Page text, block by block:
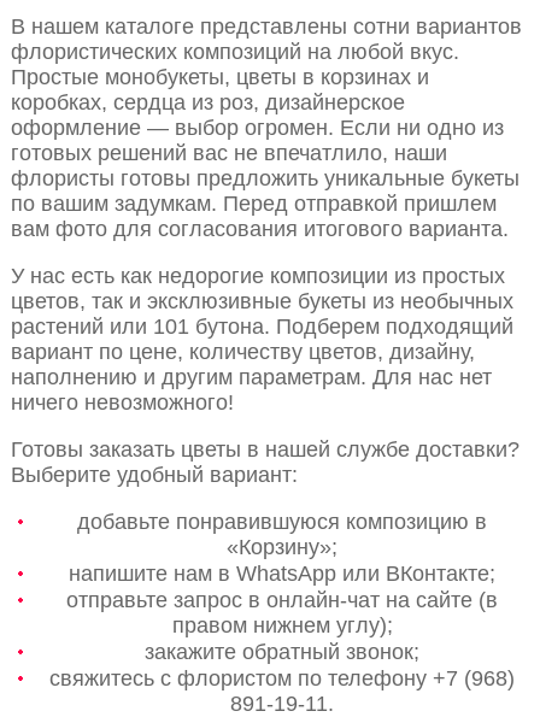
В нашем каталоге представлены сотни вариантов
флористических композиций на любой вкус.
Простые монобукеты, цветы в корзинах и
коробках, сердца из роз, дизайнерское
оформление — выбор огромен. Если ни одно из
готовых решений вас не впечатлило, наши
флористы готовы предложить уникальные букеты
по вашим задумкам. Перед отправкой пришлем
вам фото для согласования итогового варианта.
У нас есть как недорогие композиции из простых
цветов, так и эксклюзивные букеты из необычных
растений или 101 бутона. Подберем подходящий
вариант по цене, количеству цветов, дизайну,
наполнению и другим параметрам. Для нас нет
ничего невозможного!
Готовы заказать цветы в нашей службе доставки?
Выберите удобный вариант:
добавьте понравившуюся композицию в
«Корзину»;
напишите нам в WhatsApp или ВКонтакте;
отправьте запрос в онлайн-чат на сайте (в
правом нижнем углу);
закажите обратный звонок;
свяжитесь с флористом по телефону +7 (968)
891-19-11.